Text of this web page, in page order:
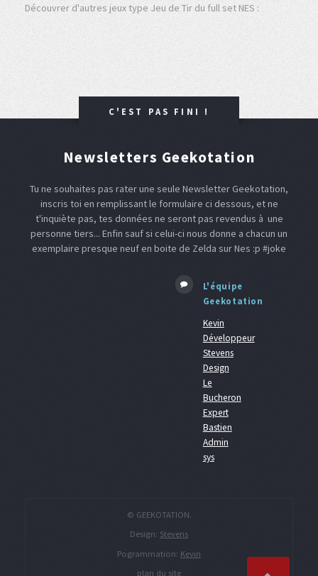
Découvrer d'autres jeux type Jeu de Tir du full set NES :
C'EST PAS FINI !
Newsletters Geekotation
Tu ne souhaites pas rater une seule Newsletter Geekotation,
inscris toi en remplissant le formulaire ci dessous, et ne
t'inquiète pas, tes données ne seront pas revendus à une
personne tiers... Enfin sauf si celui-ci nous donne a chacun un
exemplaire presque neuf en boite de Zelda sur Nes :p #joke
L'équipe
Geekotation
Kevin
Développeur
Stevens
Design
Le
Bucheron
Expert
Bastien
Admin
sys
© GEEKOTATION.
Design: Stevens
Pogrammation: Kevin
plan du site